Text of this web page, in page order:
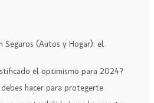
Seguros (Autos y Hogar): el
el optimismo para 2024?
debes hacer para protegerte